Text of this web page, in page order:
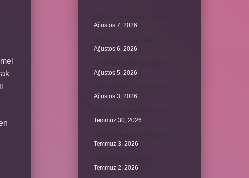
Ağustos 7, 2026
Ağustos 6, 2026
Ağustos 5, 2026
Ağustos 3, 2026
Temmuz 30, 2026
Temmuz 3, 2026
Temmuz 2, 2026